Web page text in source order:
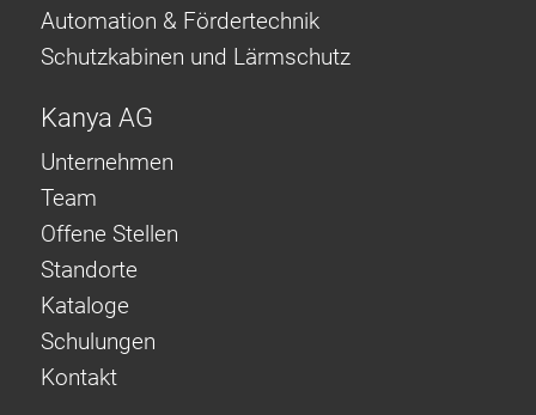
Automation & Fördertechnik
Schutzkabinen und Lärmschutz
Kanya AG
Unternehmen
Team
Offene Stellen
Standorte
Kataloge
Schulungen
Kontakt